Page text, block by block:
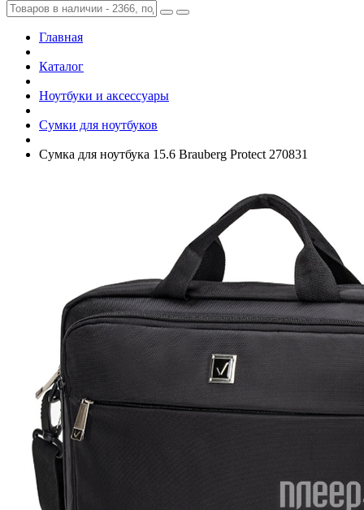
Главная
Каталог
Ноутбуки и аксессуары
Сумки для ноутбуков
Сумка для ноутбука 15.6 Brauberg Protect 270831